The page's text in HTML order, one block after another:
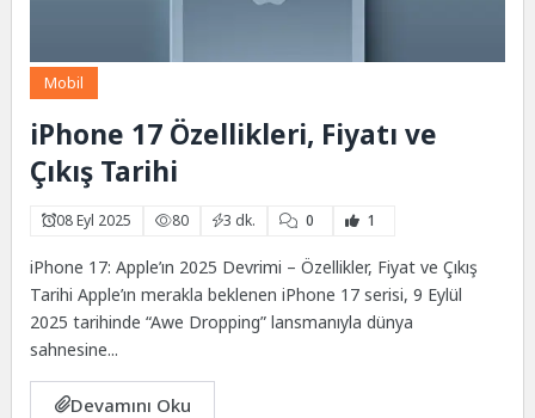
Mobil
iPhone 17 Özellikleri, Fiyatı ve
Çıkış Tarihi
08 Eyl 2025 80 3 dk. 0 1
iPhone 17: Apple’ın 2025 Devrimi – Özellikler, Fiyat ve Çıkış
Tarihi Apple’ın merakla beklenen iPhone 17 serisi, 9 Eylül
2025 tarihinde “Awe Dropping” lansmanıyla dünya
sahnesine...
Devamını Oku